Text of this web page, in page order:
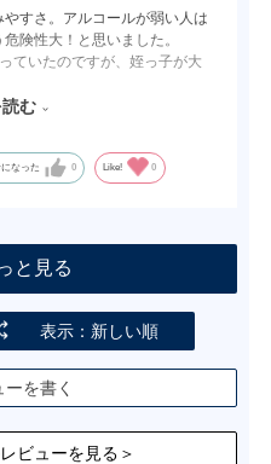
すさ。アルコールが弱い人は
険性大！と思いました。
ていたのですが、姪っ子が大
の宿さん、すごい！と感服い
む
なった 0 Like! 0
と見る
表示：新しい順
ーを書く
ビューを見る＞